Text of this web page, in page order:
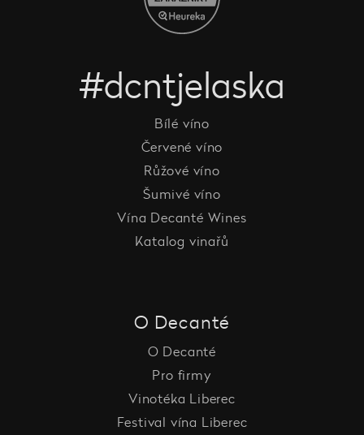
#dcntjelaska
Bílé víno
Červené víno
Růžové víno
Šumivé víno
Vína Decanté Wines
Katalog vinařů
O Decanté
O Decanté
Pro firmy
Vinotéka Liberec
Festival vína Liberec